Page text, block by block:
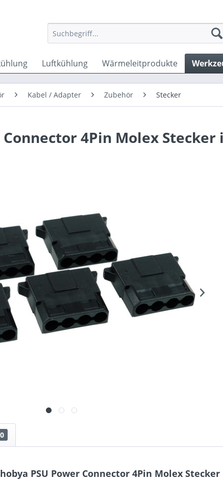
Luftkühlung Wärmeleitprodukte
Kabel / Adapter Zubehör Stecker
Connector 4Pin Molex Stecker
0
PSU Power Connector 4Pin Molex